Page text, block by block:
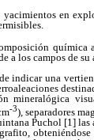
yacimientos en
química
a los campos de su
indicar una
mineralógica
-3), separadores
Puchol [1] las